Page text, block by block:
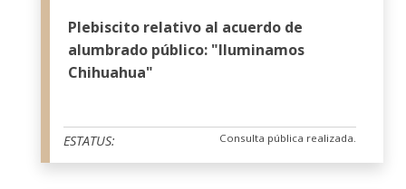
Plebiscito relativo al acuerdo de
alumbrado público: "Iluminamos
Chihuahua"
ESTATUS: Consulta pública realizada.